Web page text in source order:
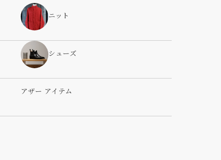
ニット
シューズ
アザー アイテム